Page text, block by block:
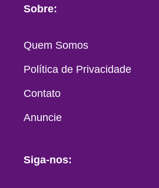
Sobre:
Quem Somos
Política de Privacidade
Contato
Anuncie
Siga-nos: